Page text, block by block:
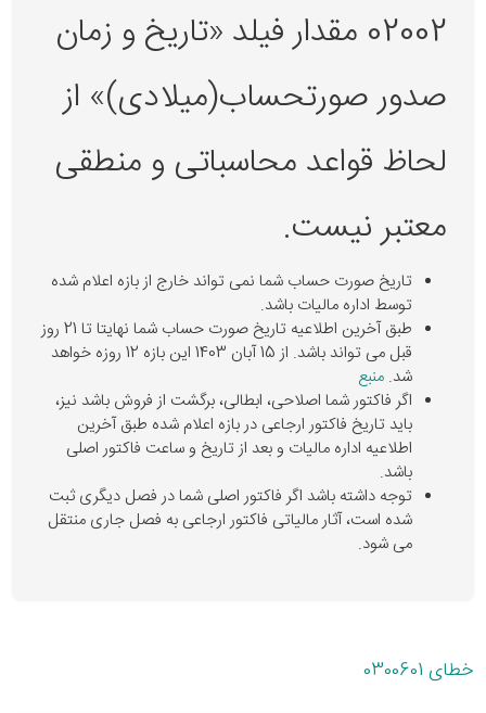
02002 مقدار فیلد «تاریخ و زمان
صدور صورتحساب(میلادی)» از
لحاظ قواعد محاسباتی و منطقی
معتبر نیست.
تاریخ صورت حساب شما نمی تواند خارج از بازه اعلام شده
توسط اداره مالیات باشد.
طبق آخرین اطلاعیه تاریخ صورت حساب شما نهایتا تا 21 روز
قبل می تواند باشد. از 15 آبان 1403 این بازه 12 روزه خواهد
شد. منبع
اگر فاکتور شما اصلاحی، ابطالی، برگشت از فروش باشد نیز،
باید تاریخ فاکتور ارجاعی در بازه اعلام شده طبق آخرین
اطلاعیه اداره مالیات و بعد از تاریخ و ساعت فاکتور اصلی
باشد.
توجه داشته باشد اگر فاکتور اصلی شما در فصل دیگری ثبت
شده است، آثار مالیاتی فاکتور ارجاعی به فصل جاری منتقل
می شود.
خطای 0300601